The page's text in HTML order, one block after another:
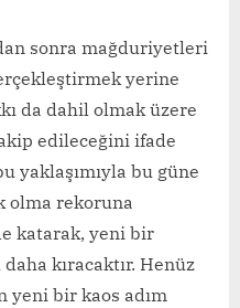
sonra mağduriyetleri
yerine
da dahil olmak üzere
edileceğini ifade
yaklaşımıyla bu güne
olma rekoruna
katarak, yeni bir
kıracaktır. Henüz
yeni bir kaos adım